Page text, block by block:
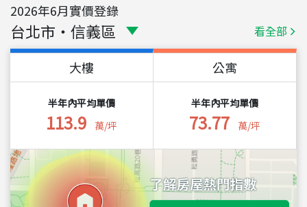
2026年6月實價登錄
台北市 ・ 信義區 看全部
大樓
半年內平均單價
113.9 萬/坪
公寓
半年內平均單價
73.77 萬/坪